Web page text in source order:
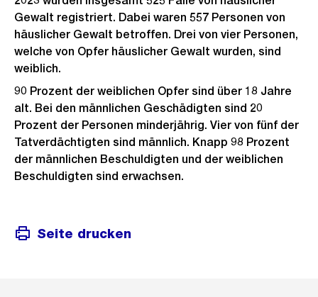
Gewalt registriert. Dabei waren 557 Personen von
häuslicher Gewalt betroffen. Drei von vier Personen,
welche von Opfer häuslicher Gewalt wurden, sind
weiblich.
90 Prozent der weiblichen Opfer sind über 18 Jahre
alt. Bei den männlichen Geschädigten sind 20
Prozent der Personen minderjährig. Vier von fünf der
Tatverdächtigten sind männlich. Knapp 98 Prozent
der männlichen Beschuldigten und der weiblichen
Beschuldigten sind erwachsen.
Seite drucken